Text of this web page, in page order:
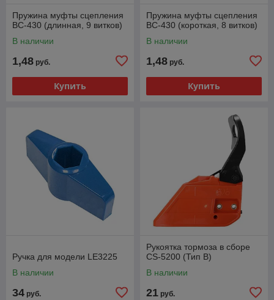
Пружина муфты сцепления
ВС-430 (длинная, 9 витков)
В наличии
1,48 руб.
Купить
Пружина муфты сцепления
ВС-430 (короткая, 8 витков)
В наличии
1,48 руб.
Купить
Ручка для модели LE3225
В наличии
34 руб.
Рукоятка тормоза в сборе
CS-5200 (Тип B)
В наличии
21 руб.